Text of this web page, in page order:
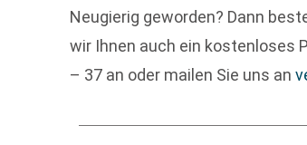
Neugierig geworden? Dann
wir Ihnen auch ein kostenloses
– 37 an oder mailen Sie uns an